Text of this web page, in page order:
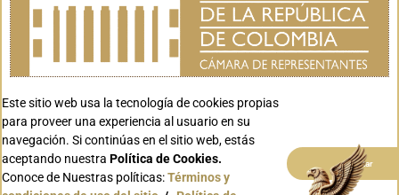
X_@CamaraColombia
Youtube_@CamaraColombia
Youtube_@CanalCongreso
Este sitio web usa la tecnología de cookies propias
para proveer una experiencia al usuario en su
navegación. Si continúas en el sitio web, estás
aceptando nuestra Política de Cookies.
Conoce de Nuestras políticas:Términos y
Aceptar